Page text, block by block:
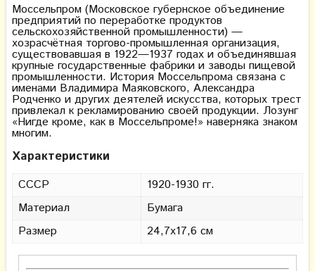
Моссельпром (Московское губернское объединение
предприятий по переработке продуктов
сельскохозяйственной промышленности) —
хозрасчётная торгово-промышленная организация,
существовавшая в 1922—1937 годах и объединявшая
крупные государственные фабрики и заводы пищевой
промышленности. История Моссельпрома связана с
именами Владимира Маяковского, Александра
Родченко и других деятелей искусства, которых трест
привлекал к рекламированию своей продукции. Лозунг
«Нигде кроме, как в Моссельпроме!» наверняка знаком
многим.
Характеристики
СССР
1920-1930 гг.
Материал
Бумага
Размер
24,7х17,6 см